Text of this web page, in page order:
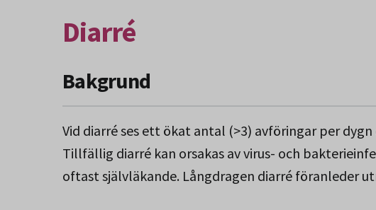
Diarré
Bakgrund
Vid diarré ses ett ökat antal (>3) avföringar per
Tillfällig diarré kan orsakas av virus- och
oftast självläkande. Långdragen diarré föranleder